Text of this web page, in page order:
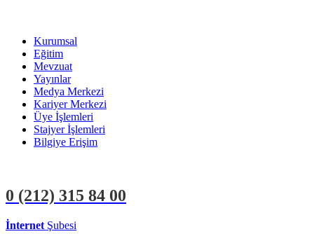
Kurumsal
Eğitim
Mevzuat
Yayınlar
Medya Merkezi
Kariyer Merkezi
Üye İşlemleri
Stajyer İşlemleri
Bilgiye Erişim
0 (212) 315 84 00
İnternet Şubesi